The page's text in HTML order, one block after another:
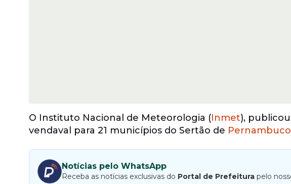
O Instituto Nacional de Meteorologia (Inmet),
vendaval para 21 municípios do Sertão de Pernambuco
Notícias pelo WhatsApp
Receba as notícias exclusivas do Portal de Prefeitura pelo